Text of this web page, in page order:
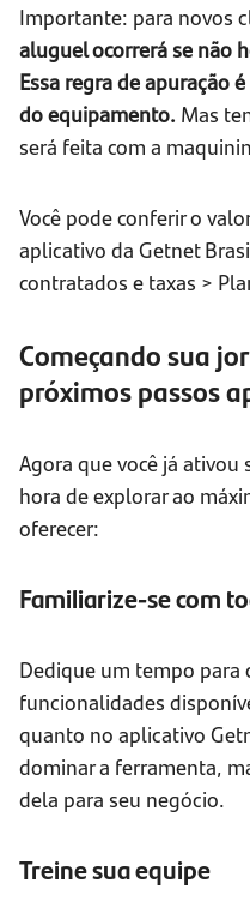
Importante: para novos
aluguel ocorrerá se não
Essa regra de apuração
do equipamento. Mas
será feita com a
Você pode conferir o
aplicativo da Getnet
contratados e taxas >
Começando sua
próximos passos
Agora que você já
hora de explorar ao
oferecer:
Familiarize-se com
Dedique um tempo para
funcionalidades
quanto no aplicativo
dominar a ferramenta,
dela para seu negócio.
Treine sua equipe